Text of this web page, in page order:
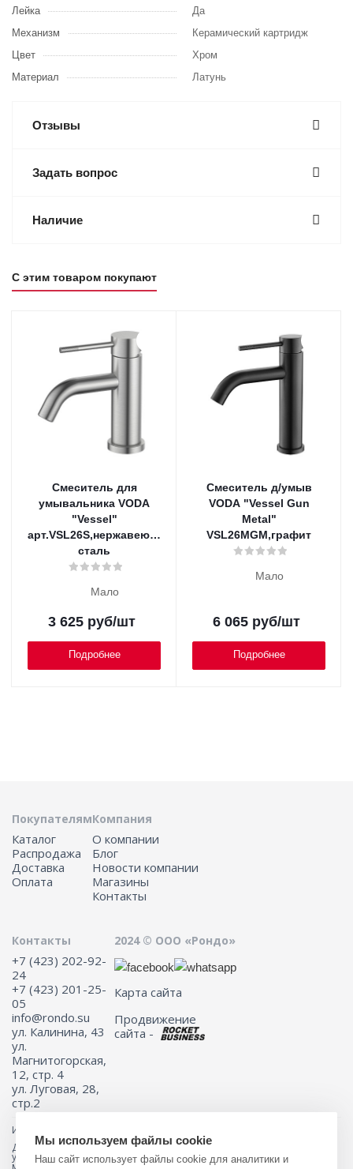
Лейка
Да
Механизм
Керамический картридж
Цвет
Хром
Материал
Латунь
Отзывы
Задать вопрос
Наличие
С этим товаром покупают
Смеситель для
умывальника VODA
"Vessel"
арт.VSL26S,нержавеющая
сталь
Мало
3 625руб/шт
Подробнее
Смеситель д/умыв
VODA "Vessel Gun
Metal"
VSL26MGM,графит
Мало
6 065руб/шт
Подробнее
Покупателям
Каталог
Распродажа
Доставка
Оплата
Компания
О компании
Блог
Новости компании
Магазины
Контакты
Контакты
+7 (423) 202-92-
24
+7 (423) 201-25-
05
info@rondo.su
ул. Калинина, 43
ул.
Магнитогорская,
12, стр. 4
ул. Луговая, 28,
стр.2
2024 © ООО «Рондо»
Карта сайта
Продвижение
сайта -
Информация на сайте не является публичной офертой.
Для получения подробной информации о наличии и стоимости
указанных товаров и (или) услуг, пожалуйста, обращайтесь к
менеджеру сайта с помощью специальной формы связи или по
Мы используем файлы cookie
Наш сайт использует файлы cookie для аналитики и